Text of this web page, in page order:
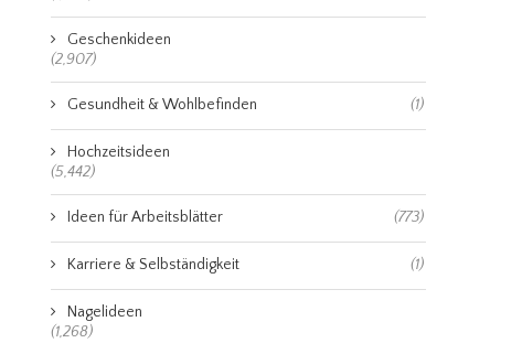
Geschenkideen
(2,907)
Gesundheit & Wohlbefinden (1)
Hochzeitsideen
(5,442)
Ideen für Arbeitsblätter (773)
Karriere & Selbständigkeit (1)
Nagelideen
(1,268)